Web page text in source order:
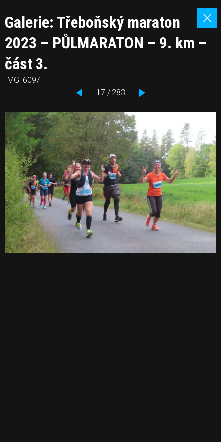
Galerie: Třeboňský maraton
2023 – PŮLMARATON – 9. km –
část 3.
IMG_6097
17 / 283